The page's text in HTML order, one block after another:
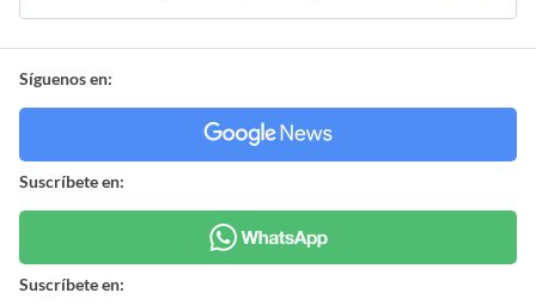
Síguenos en:
Suscríbete en:
Suscríbete en: